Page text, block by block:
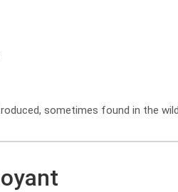
sometimes found in the